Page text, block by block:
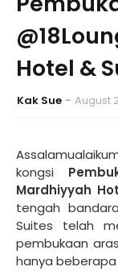
Hotel &
Kak Sue August
kongsi
Mardhiyyah
tengah
Suites telah
pembukaan
hanya beberapa